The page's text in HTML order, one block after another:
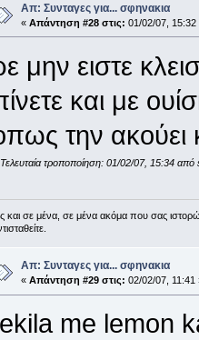
Απ: Συνταγες για... σφηνακια
« Απάντηση #28 στις: 01/02/07, 15:32
μην ειστε
και με
την
Τελευταία τροποποίηση: 01/02/07, 15:34 από
και σε μένα, σε μένα ακόμα που σας
Απ: Συνταγες για... σφηνακια
« Απάντηση #29 στις: 02/02/07, 11:41
me lemon